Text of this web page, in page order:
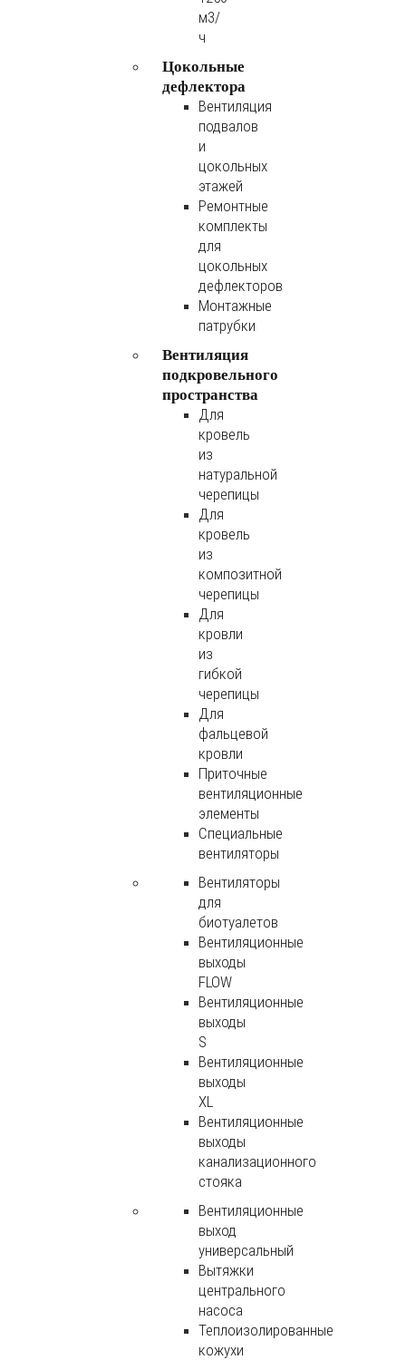
м3/
ч
Цокольные
дефлектора
Вентиляция
подвалов
и
цокольных
этажей
Ремонтные
комплекты
для
цокольных
дефлекторов
Монтажные
патрубки
Вентиляция
подкровельного
пространства
Для
кровель
из
натуральной
черепицы
Для
кровель
из
композитной
черепицы
Для
кровли
из
гибкой
черепицы
Для
фальцевой
кровли
Приточные
вентиляционные
элементы
Специальные
вентиляторы
Вентиляторы
для
биотуалетов
Вентиляционные
выходы
FLOW
Вентиляционные
выходы
S
Вентиляционные
выходы
XL
Вентиляционные
выходы
канализационного
стояка
Вентиляционные
выход
универсальный
Вытяжки
центрального
насоса
Теплоизолированные
кожухи